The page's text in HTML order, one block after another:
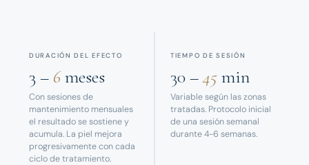
DURACIÓN DEL EFECTO
3 – 6meses
Con sesiones de
mantenimiento mensuales
el resultado se sostiene y
acumula. La piel mejora
progresivamente con cada
ciclo de tratamiento.
TIEMPO DE SESIÓN
30 –45min
Variable según las zonas
tratadas. Protocolo inicial
de una sesión semanal
durante 4-6 semanas.